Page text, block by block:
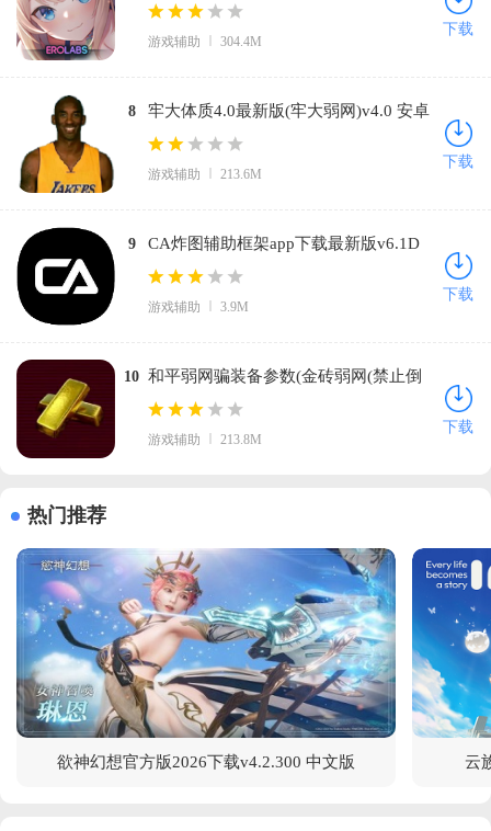
v1.2.2.94272.3 安卓版
游戏辅助 304.4M
下载
8
牢大体质4.0最新版(牢大弱网)v4.0 安卓
版
游戏辅助 213.6M
下载
9
CA炸图辅助框架app下载最新版v6.1D
安卓版
游戏辅助 3.9M
下载
10 和平弱网骗装备参数(金砖弱网(禁止倒
卖))v4.0 安卓版
游戏辅助 213.8M
下载
热门推荐
欲神幻想官方版2026下载v4.2.300 中文版 云